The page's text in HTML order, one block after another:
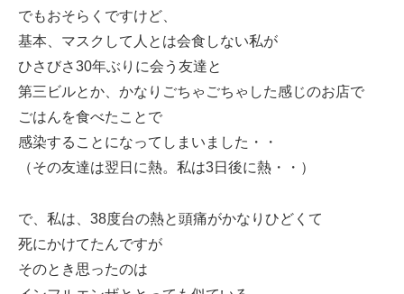
でもおそらくですけど、
基本、マスクして人とは会食しない私が
ひさびさ30年ぶりに会う友達と
第三ビルとか、かなりごちゃごちゃした感じのお店で
ごはんを食べたことで
感染することになってしまいました・・
（その友達は翌日に熱。私は3日後に熱・・）
で、私は、38度台の熱と頭痛がかなりひどくて
死にかけてたんですが
そのとき思ったのは